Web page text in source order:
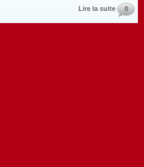
Lire la suite 0